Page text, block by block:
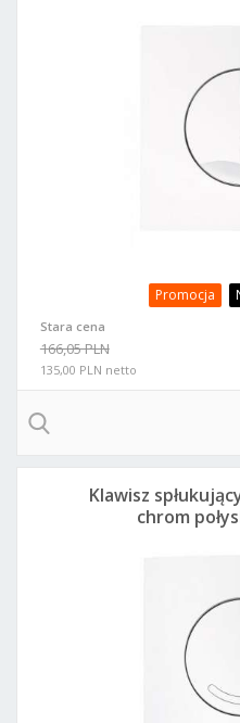
Promocja
Stara cena
166,05 PLN
135,00 PLN netto
Klawisz
chrom